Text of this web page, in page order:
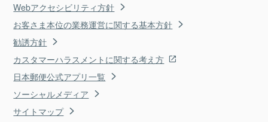
Webアクセシビリティ方針
お客さま本位の業務運営に関する基本方針
勧誘方針
カスタマーハラスメントに関する考え方
日本郵便公式アプリ一覧
ソーシャルメディア
サイトマップ